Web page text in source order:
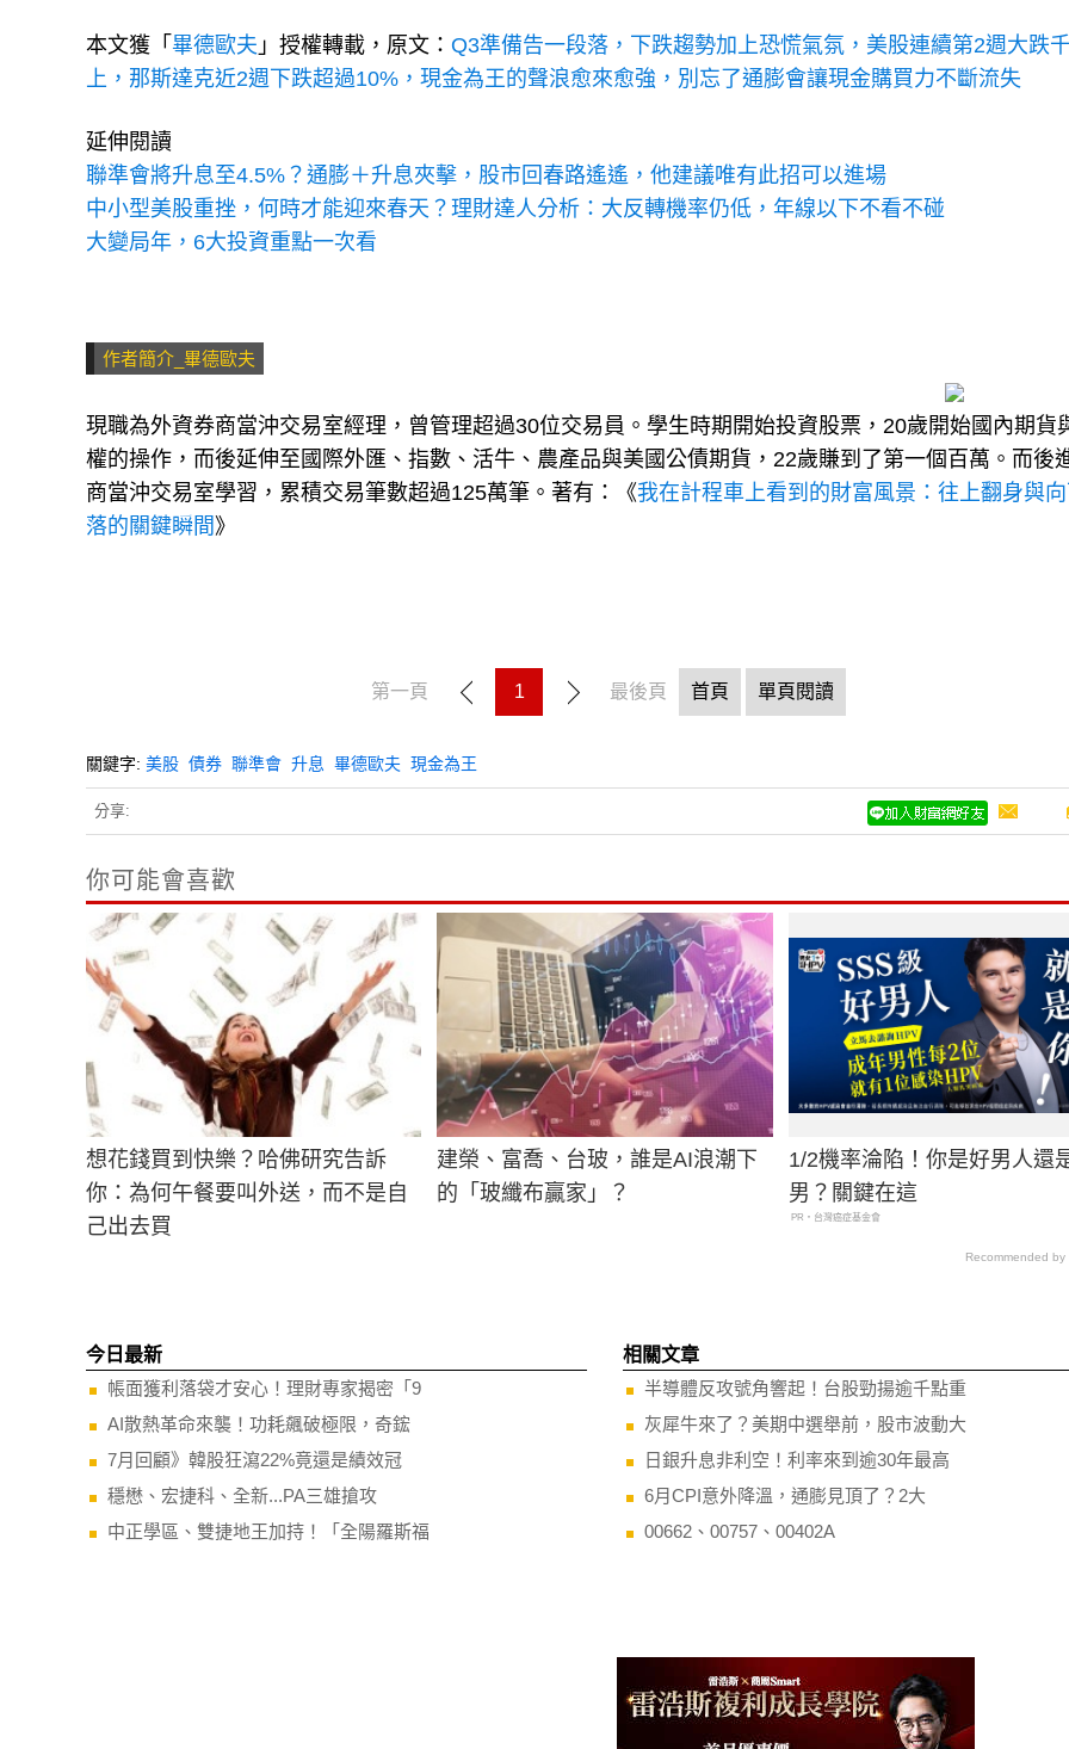
本文獲「 畢德歐夫 」授權轉載，原文： Q3準備告一段落，下跌趨勢加上恐慌氣氛，美股連續第2週大跌
上，那斯達克近2週下跌超過10%，現金為王的聲浪愈來愈強，別忘了通膨會讓現金購買力不斷流失
延伸閱讀
聯準會將升息至4.5%？通膨＋升息夾擊，股市回春路遙遙，他建議唯有此招可以進場
中小型美股重挫，何時才能迎來春天？理財達人分析：大反轉機率仍低，年線以下不看不碰
大變局年，6大投資重點一次看
作者簡介_畢德歐夫
現職為外資券商當沖交易室經理，曾管理超過30位交易員。學生時期開始投資股票，20歲開始國內期貨
權的操作，而後延伸至國際外匯、指數、活牛、農產品與美國公債期貨，22歲賺到了第一個百萬。而後
商當沖交易室學習，累積交易筆數超過125萬筆。著有：《我在計程車上看到的財富風景：往上翻身與
落的關鍵瞬間》
第一頁 1 最後頁 首頁 單頁閱讀
關鍵字: 美股 債券 聯準會 升息 畢德歐夫 現金為王
分享:
你可能會喜歡
想花錢買到快樂？哈佛研究告訴
你：為何午餐要叫外送，而不是自
己出去買
建榮、富喬、台玻，誰是AI浪潮下
的「玻纖布贏家」？
1/2機率淪陷！你是好男人還
男？關鍵在這
PR・台灣癌症基金會
Recommended by
今日最新
帳面獲利落袋才安心！理財專家揭密「9
AI散熱革命來襲！功耗飆破極限，奇鋐
7月回顧》韓股狂瀉22%竟還是績效冠
穩懋、宏捷科、全新...PA三雄搶攻
中正學區、雙捷地王加持！「全陽羅斯福
相關文章
半導體反攻號角響起！台股勁揚逾千點重
灰犀牛來了？美期中選舉前，股市波動大
日銀升息非利空！利率來到逾30年最高
6月CPI意外降溫，通膨見頂了？2大
00662、00757、00402A